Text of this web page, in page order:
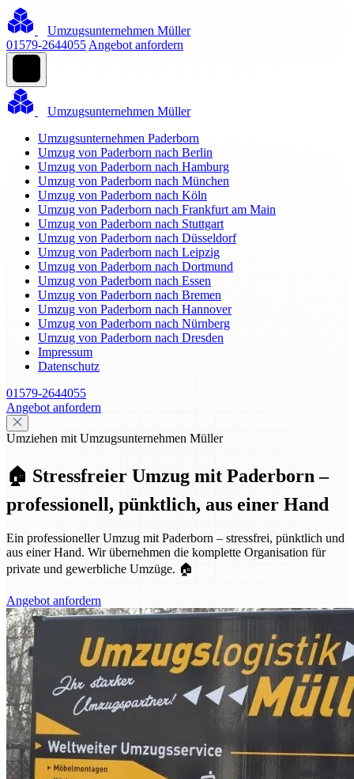
Umzugsunternehmen Müller
01579-2644055 Angebot anfordern
Umzugsunternehmen Müller
Umzugsunternehmen Paderborn
Umzug von Paderborn nach Berlin
Umzug von Paderborn nach Hamburg
Umzug von Paderborn nach München
Umzug von Paderborn nach Köln
Umzug von Paderborn nach Frankfurt am Main
Umzug von Paderborn nach Stuttgart
Umzug von Paderborn nach Düsseldorf
Umzug von Paderborn nach Leipzig
Umzug von Paderborn nach Dortmund
Umzug von Paderborn nach Essen
Umzug von Paderborn nach Bremen
Umzug von Paderborn nach Hannover
Umzug von Paderborn nach Nürnberg
Umzug von Paderborn nach Dresden
Impressum
Datenschutz
01579-2644055
Angebot anfordern
Umziehen mit Umzugsunternehmen Müller
🏠 Stressfreier Umzug mit Paderborn –
professionell, pünktlich, aus einer Hand
Ein professioneller Umzug mit Paderborn – stressfrei, pünktlich und
aus einer Hand. Wir übernehmen die komplette Organisation für
private und gewerbliche Umzüge. 🏠
Angebot anfordern